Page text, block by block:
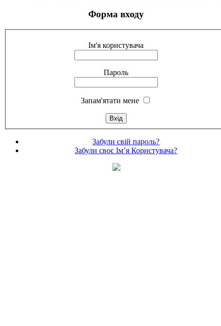
Форма входу
Ім'я користувача
Пароль
Запам'ятати мене
Забули свій пароль?
Забули своє Ім’я Користувача?